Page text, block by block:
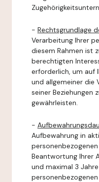
- Rechtsgrundlage
Verarbeitung Ihrer
diesem Rahmen ist
berechtigten
erforderlich, um auf
und allgemeiner die
seiner Beziehungen
gewährleisten.
-
Aufbewahrung in
Beantwortung Ihrer
und maximal 3